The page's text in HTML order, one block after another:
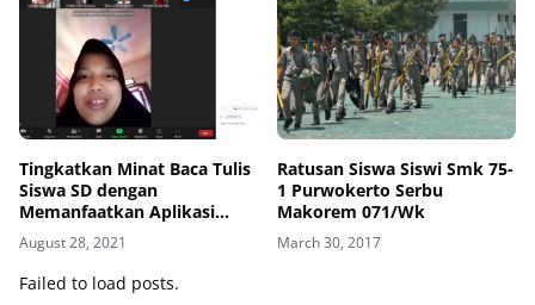
Tingkatkan Minat Baca Tulis
Siswa SD dengan
Memanfaatkan Aplikasi
Buku Dongen Anak
August 28, 2021
Ratusan Siswa Siswi Smk 75-
1 Purwokerto Serbu
Makorem 071/Wk
March 30, 2017
Failed to load posts.